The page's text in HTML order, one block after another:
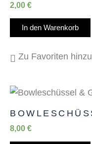
2,00 €
In den Warenkorb
Zu Favoriten
8,00 €